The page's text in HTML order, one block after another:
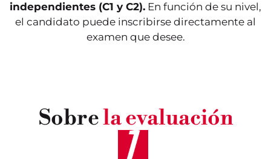
independientes (C1 y C2). En función de su nivel,
el candidato puede inscribirse directamente al
examen que desee.
Sobrela evaluación